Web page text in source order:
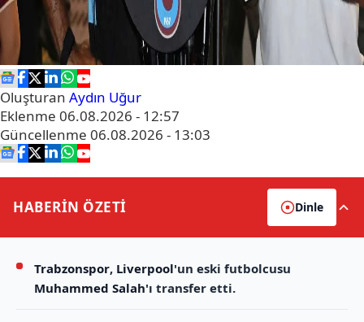
Oluşturan Aydın Uğur
Eklenme 06.08.2026 - 12:57
Güncellenme 06.08.2026 - 13:03
HABERİN ÖZETİ Dinle
Trabzonspor, Liverpool'un eski futbolcusu
Muhammed Salah'ı transfer etti.